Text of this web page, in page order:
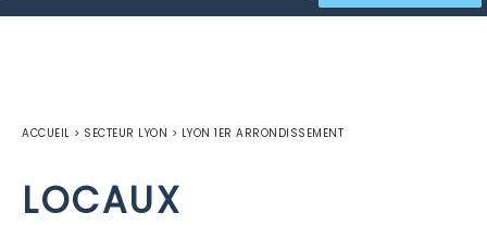
ACCUEIL > SECTEUR LYON > LYON 1ER ARRONDISSEMENT
LOCAUX